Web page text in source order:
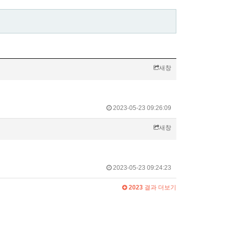
새창
2023-05-23 09:26:09
새창
2023-05-23 09:24:23
2023결과 더보기